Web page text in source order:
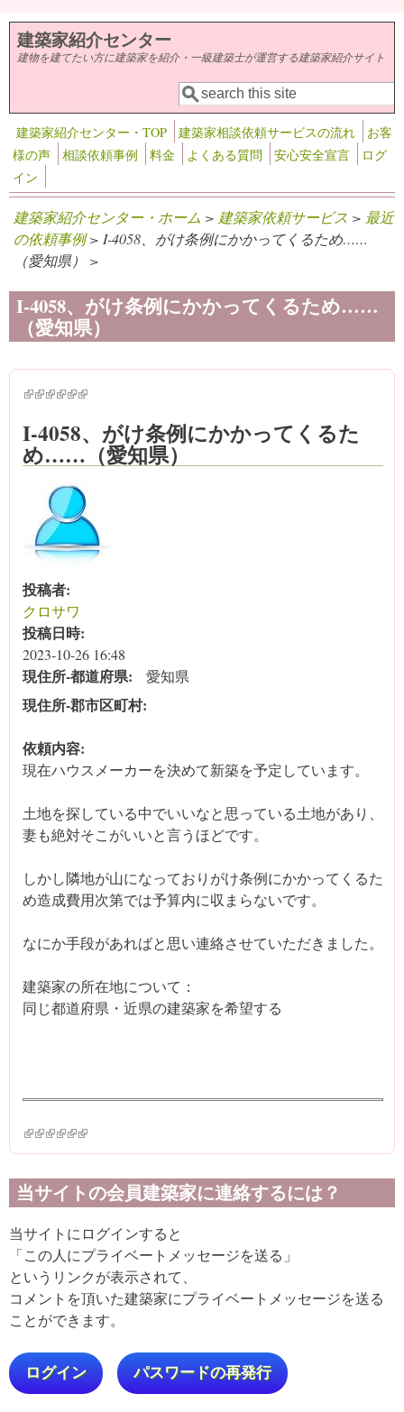
メインコンテンツに移動
建築家紹介センター
建物を建てたい方に建築家を紹介・一級建築士が運営する建築家紹介サイト
検索フォーム
検索
建築家紹介センター・TOP 建築家相談依頼サービスの流れ
お客
様の声
相談依頼事例 料金 よくある質問 安心安全宣言
ログ
イン
建築家紹介センター・ホーム > 建築家依頼サービス > 最近
の依頼事例> I-4058、がけ条例にかかってくるため……
（愛知県） >
I-4058、がけ条例にかかってくるため……
（愛知県）
(link is external)
(link is external)
(link is external)
(link is external)
(link is external)
(link is external)
I-4058、がけ条例にかかってくるた
め……（愛知県）
投稿者:
クロサワ
投稿日時:
2023-10-26 16:48
現住所‐都道府県: 愛知県
現住所‐郡市区町村:
依頼内容:
現在ハウスメーカーを決めて新築を予定しています。
土地を探している中でいいなと思っている土地があり、
妻も絶対そこがいいと言うほどです。
しかし隣地が山になっておりがけ条例にかかってくるた
め造成費用次第では予算内に収まらないです。
なにか手段があればと思い連絡させていただきました。
建築家の所在地について：
同じ都道府県・近県の建築家を希望する
(link is external)
(link is external)
(link is external)
(link is external)
(link is external)
(link is external)
当サイトの会員建築家に連絡するには？
当サイトにログインすると
「この人にプライベートメッセージを送る」
というリンクが表示されて、
コメントを頂いた建築家にプライベートメッセージを送る
ことができます。
ログイン パスワードの再発行